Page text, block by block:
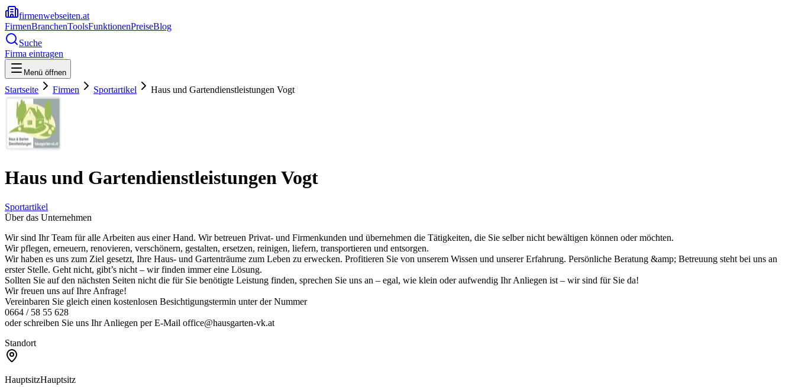
firmenwebseiten.at
FirmenBranchenToolsFunktionenPreiseBlog
Suche
Firma eintragen
Menü öffnen
Startseite Firmen Sportartikel Haus und Gartendienstleistungen Vogt
Haus und Gartendienstleistungen Vogt
Sportartikel
Über das Unternehmen
Wir sind Ihr Team für alle Arbeiten aus einer Hand. Wir betreuen Privat- und Firmenkunden und übernehmen die Tätigkeiten, die Sie selber nicht bewältigen können oder möchten.
Wir pflegen, erneuern, renovieren, verschönern, gestalten, ersetzen, reinigen, liefern, transportieren und entsorgen.
Wir haben es uns zum Ziel gesetzt, Ihre Haus- und Gartenträume zum Leben zu erwecken. Profitieren Sie von unserem Wissen und unserer Erfahrung. Persönliche Beratung &amp; Betreuung steht bei uns an
erster Stelle. Geht nicht, gibt’s nicht – wir finden immer eine Lösung.
Sollten Sie auf den nächsten Seiten nicht die für Sie benötigte Leistung finden, sprechen Sie uns an – egal, wie klein oder aufwendig Ihr Anliegen ist – wir sind für Sie da!
Wir freuen uns auf Ihre Anfrage!
Vereinbaren Sie gleich einen kostenlosen Besichtigungstermin unter der Nummer
0664 / 58 55 628
oder schreiben Sie uns Ihr Anliegen per E-Mail office@hausgarten-vk.at
Standort
HauptsitzHauptsitz